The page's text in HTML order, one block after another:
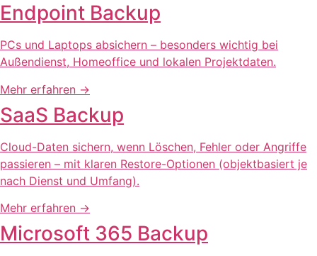
Endpoint Backup
PCs und Laptops absichern – besonders wichtig bei
Außendienst, Homeoffice und lokalen Projektdaten.
Mehr erfahren →
SaaS Backup
Cloud-Daten sichern, wenn Löschen, Fehler oder Angriffe
passieren – mit klaren Restore-Optionen (objektbasiert je
nach Dienst und Umfang).
Mehr erfahren →
Microsoft 365 Backup